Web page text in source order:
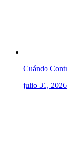
Cuándo
julio 31, 2026